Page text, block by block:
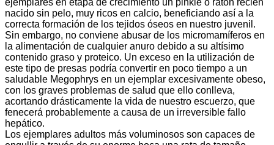
nacido sin pelo, muy ricos en calcio, beneficiando así a la
correcta formación de los tejidos óseos en nuestro juvenil.
Sin embargo, no conviene abusar de los micromamíferos en
la alimentación de cualquier anuro debido a su altísimo
contenido graso y proteico. Un exceso en la utilización de
este tipo de presas podría convertir en poco tiempo a un
saludable Megophrys en un ejemplar excesivamente obeso,
con los graves problemas de salud que ello conlleva,
acortando drásticamente la vida de nuestro escuerzo, que
fenecerá probablemente a causa de un irreversible fallo
hepático.
Los ejemplares adultos más voluminosos son capaces de